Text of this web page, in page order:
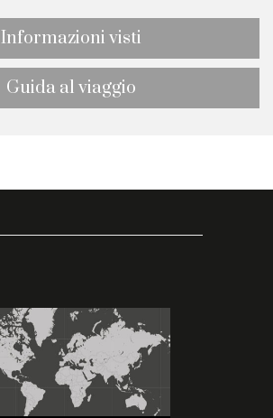
Informazioni visti
Guida al viaggio